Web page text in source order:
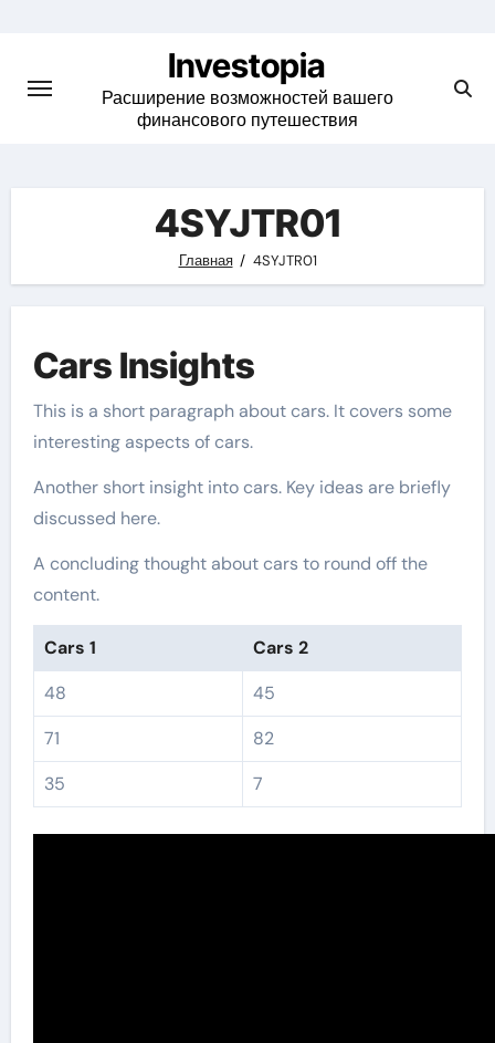
content
Investopia
Расширение возможностей вашего
финансового путешествия
4SYJTR01
Главная 4SYJTR01
Cars Insights
This is a short paragraph about cars. It covers some
interesting aspects of cars.
Another short insight into cars. Key ideas are briefly
discussed here.
A concluding thought about cars to round off the
content.
Cars 1
Cars 2
48
45
71
82
35
7